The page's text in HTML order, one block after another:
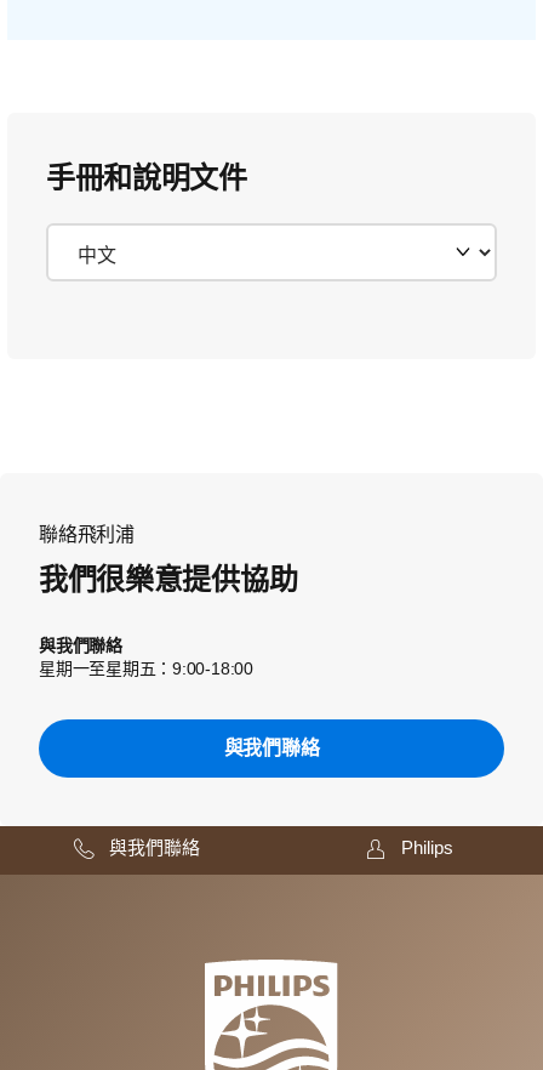
手冊和說明文件
聯絡飛利浦
我們很樂意提供協助
與我們聯絡
星期一至星期五：9:00-18:00
與我們聯絡
與我們聯絡 Philips